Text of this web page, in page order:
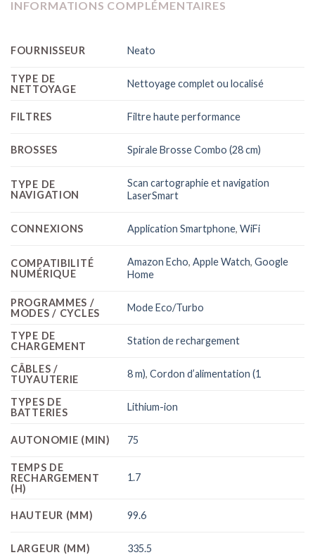
INFORMATIONS COMPLÉMENTAIRES
FOURNISSEUR Neato
TYPE DE
NETTOYAGE
Nettoyage complet ou localisé
FILTRES Filtre haute performance
BROSSES Spirale Brosse Combo (28 cm)
TYPE DE
NAVIGATION
Scan cartographie et navigation
LaserSmart
CONNEXIONS Application Smartphone,WiFi
COMPATIBILITÉ
NUMÉRIQUE
Amazon Echo,Apple Watch,Google
Home
PROGRAMMES /
MODES / CYCLES
Mode Eco/Turbo
TYPE DE
CHARGEMENT
Station de rechargement
CÂBLES /
TUYAUTERIE
8 m),Cordon d’alimentation (1
TYPES DE
BATTERIES
Lithium-ion
AUTONOMIE (MIN) 75
TEMPS DE
RECHARGEMENT
(H)
1.7
HAUTEUR (MM) 99.6
LARGEUR (MM) 335.5